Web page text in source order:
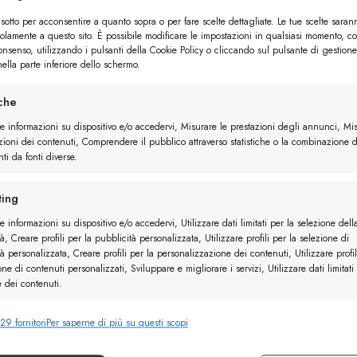
per acconsentire a quanto sopra o per fare scelte dettagliate. Le tue scelte
a questo sito. È possibile modificare le impostazioni in qualsiasi momento,
utilizzando i pulsanti della Cookie Policy o cliccando sul pulsante di
parte inferiore dello schermo.
informazioni su dispositivo e/o accedervi, Misurare le prestazioni degli annunci,
dei contenuti, Comprendere il pubblico attraverso statistiche o la combinazione
da fonti diverse.
informazioni su dispositivo e/o accedervi, Utilizzare dati limitati per la selezione della
Creare profili per la pubblicità personalizzata, Utilizzare profili per la selezione di
personalizzata, Creare profili per la personalizzazione dei contenuti, Utilizzare
di contenuti personalizzati, Sviluppare e migliorare i servizi, Utilizzare dati limitati
dei contenuti.
fornitoriPer saperne di più su questi scopi
2 utenti
Derby Camoscio